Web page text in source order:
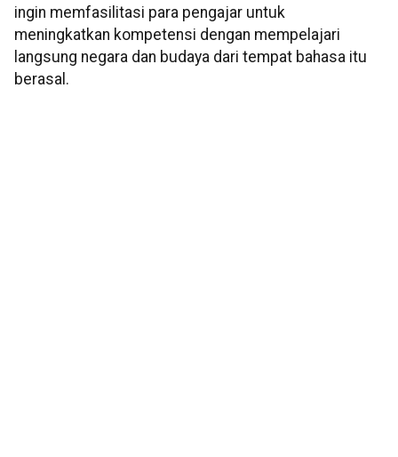
ingin memfasilitasi para pengajar untuk
meningkatkan kompetensi dengan mempelajari
langsung negara dan budaya dari tempat bahasa itu
berasal.